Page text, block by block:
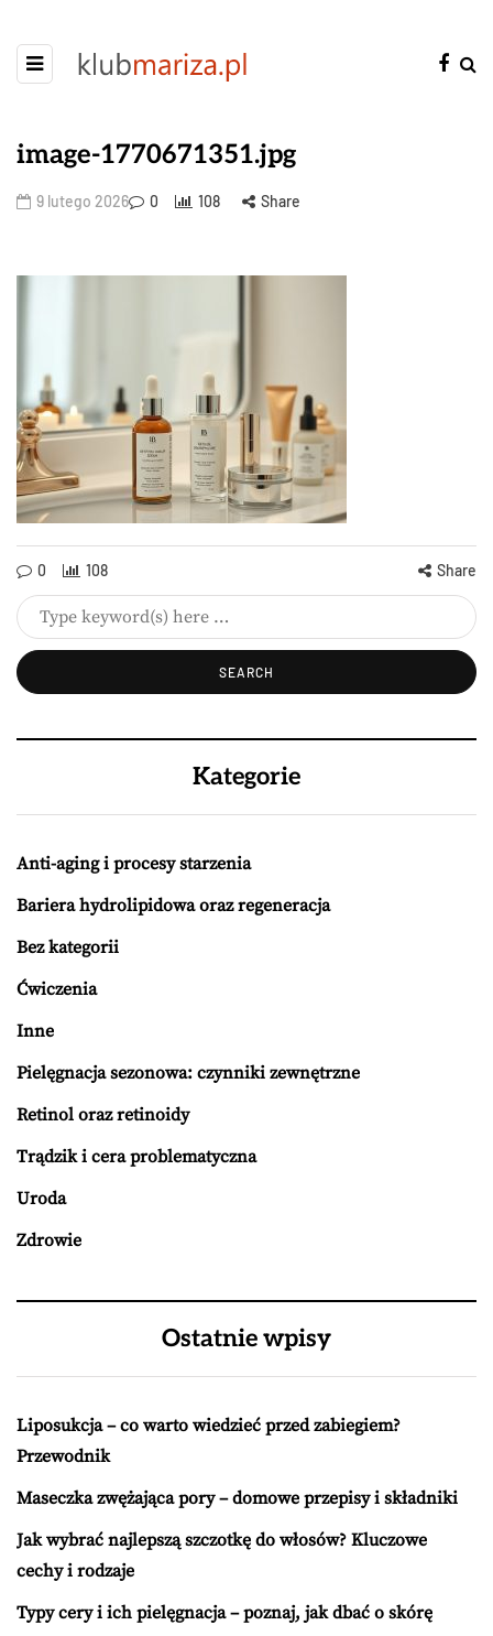
image-1770671351.jpg
9 lutego 2026 0 108 Share
0 108 Share
Kategorie
Anti-aging i procesy starzenia
Bariera hydrolipidowa oraz regeneracja
Bez kategorii
Ćwiczenia
Inne
Pielęgnacja sezonowa: czynniki zewnętrzne
Retinol oraz retinoidy
Trądzik i cera problematyczna
Uroda
Zdrowie
Ostatnie wpisy
Liposukcja – co warto wiedzieć przed zabiegiem?
Przewodnik
Maseczka zwężająca pory – domowe przepisy i składniki
Jak wybrać najlepszą szczotkę do włosów? Kluczowe
cechy i rodzaje
Typy cery i ich pielęgnacja – poznaj, jak dbać o skórę